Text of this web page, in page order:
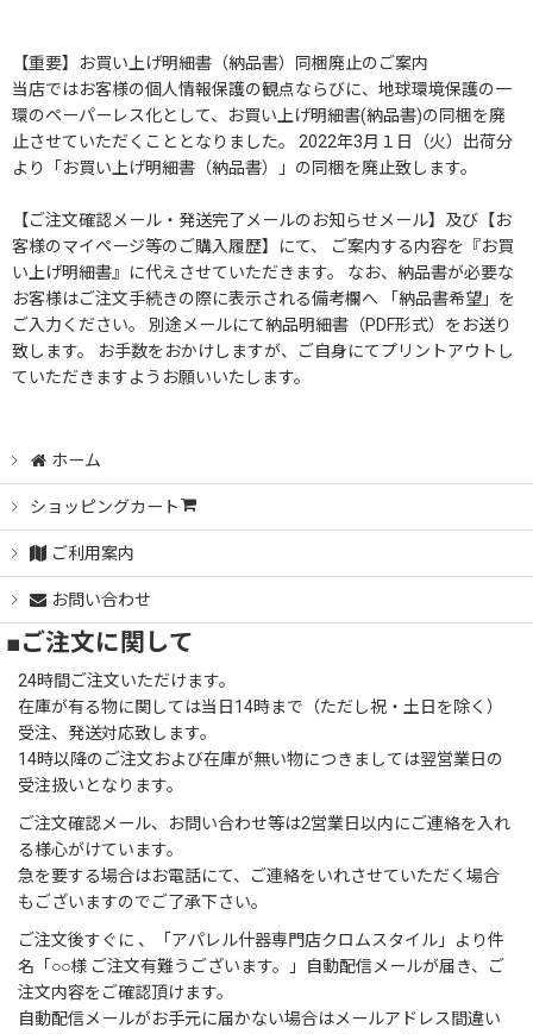
【重要】お買い上げ明細書（納品書）同梱廃止のご案内
当店ではお客様の個人情報保護の観点ならびに、地球環境保護の一
環のペーパーレス化として、お買い上げ明細書(納品書)の同梱を廃
止させていただくこととなりました。 2022年3月１日（火）出荷分
より「お買い上げ明細書（納品書）」の同梱を廃止致します。
【ご注文確認メール・発送完了メールのお知らせメール】及び【お
客様のマイページ等のご購入履歴】にて、 ご案内する内容を『お買
い上げ明細書』に代えさせていただきます。 なお、納品書が必要な
お客様はご注文手続きの際に表示される備考欄へ 「納品書希望」を
ご入力ください。 別途メールにて納品明細書（PDF形式）をお送り
致します。 お手数をおかけしますが、ご自身にてプリントアウトし
ていただきますようお願いいたします。
ホーム
ショッピングカート
ご利用案内
お問い合わせ
■ご注文に関して
24時間ご注文いただけます。
在庫が有る物に関しては当日14時まで（ただし祝・土日を除く）
受注、発送対応致します。
14時以降のご注文および在庫が無い物につきましては翌営業日の
受注扱いとなります。
ご注文確認メール、お問い合わせ等は2営業日以内にご連絡を入れ
る様心がけています。
急を要する場合はお電話にて、ご連絡をいれさせていただく場合
もございますのでご了承下さい。
ご注文後すぐに 、「アパレル什器専門店クロムスタイル」より件
名「○○様 ご注文有難うございます。」自動配信メールが届き、ご
注文内容をご確認頂けます。
自動配信メールがお手元に届かない場合はメールアドレス間違い